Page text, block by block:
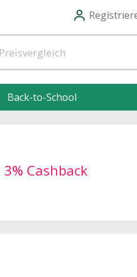
Back-to-School
3% Cashback